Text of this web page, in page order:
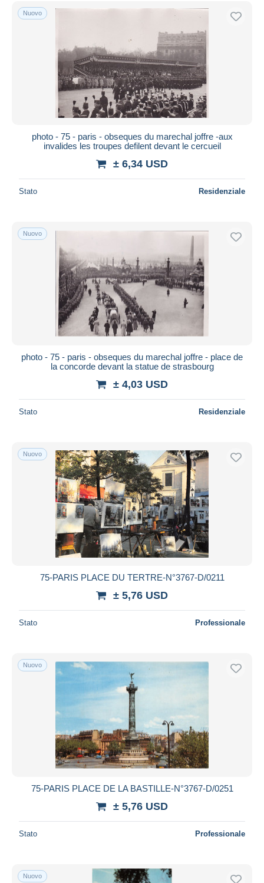
Spedizione gratuita
PayPal
Bonifico bancario
Visa
Mastercard
Bancontact
Maestro
Residenza del venditore
Aggiorna
Nuovo
photo - 75 - paris - obseques du marechal joffre -aux
invalides les troupes defilent devant le cercueil
± 6,34 USD
Stato Residenziale
Nuovo
photo - 75 - paris - obseques du marechal joffre - place de
la concorde devant la statue de strasbourg
± 4,03 USD
Stato Residenziale
Nuovo
75-PARIS PLACE DU TERTRE-N°3767-D/0211
± 5,76 USD
Stato Professionale
Nuovo
75-PARIS PLACE DE LA BASTILLE-N°3767-D/0251
± 5,76 USD
Stato Professionale
Nuovo